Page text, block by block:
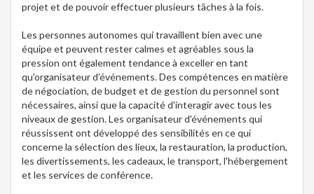
projet et de pouvoir effectuer plusieurs tâches à la fois.
Les personnes autonomes qui travaillent bien avec une
équipe et peuvent rester calmes et agréables sous la
pression ont également tendance à exceller en tant
qu'organisateur d'événements. Des compétences en matière
de négociation, de budget et de gestion du personnel sont
nécessaires, ainsi que la capacité d'interagir avec tous les
niveaux de gestion. Les organisateur d'événements qui
réussissent ont développé des sensibilités en ce qui
concerne la sélection des lieux, la restauration, la production,
les divertissements, les cadeaux, le transport, l'hébergement
et les services de conférence.